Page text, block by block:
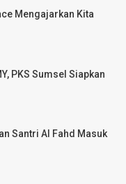
Mengajarkan Kita
PKS Sumsel Siapkan
Santri Al Fahd Masuk